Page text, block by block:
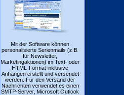
Mit der Software können
personalisierte Serienmails (z.B.
für Newsletter,
Marketingaktionen) im Text- oder
HTML-Format inklusive
Anhängen erstellt und versendet
werden. Für den Versand der
Nachrichten verwendet es einen
SMTP-Server, Microsoft Outlook